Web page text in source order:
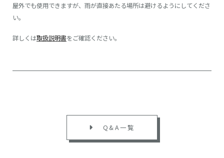
屋外でも使用できますが、雨が直接あたる場所は避けるようにしてくださ
い。
詳しくは取扱説明書をご確認ください。
Q&A一覧